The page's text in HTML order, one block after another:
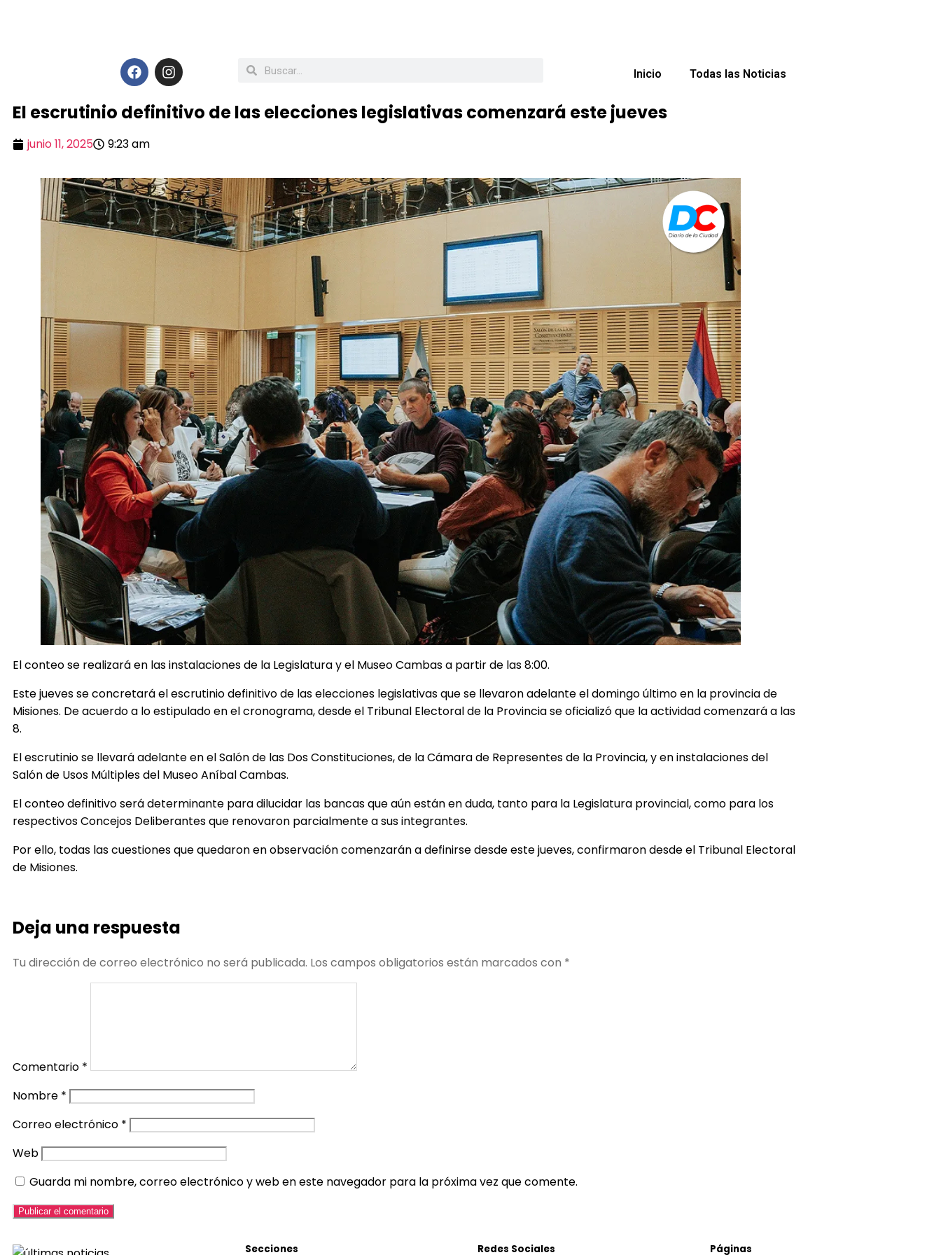
Inicio Todas las Noticias
El escrutinio definitivo de las elecciones legislativas comenzará este jueves
junio 11, 2025 9:23 am
El conteo se realizará en las instalaciones de la Legislatura y el Museo Cambas a partir de las 8:00.
Este jueves se concretará el escrutinio definitivo de las elecciones legislativas que se llevaron adelante el domingo último en la provincia de
Misiones. De acuerdo a lo estipulado en el cronograma, desde el Tribunal Electoral de la Provincia se oficializó que la actividad comenzará a las
8.
El escrutinio se llevará adelante en el Salón de las Dos Constituciones, de la Cámara de Representes de la Provincia, y en instalaciones del
Salón de Usos Múltiples del Museo Aníbal Cambas.
El conteo definitivo será determinante para dilucidar las bancas que aún están en duda, tanto para la Legislatura provincial, como para los
respectivos Concejos Deliberantes que renovaron parcialmente a sus integrantes.
Por ello, todas las cuestiones que quedaron en observación comenzarán a definirse desde este jueves, confirmaron desde el Tribunal Electoral
de Misiones.
Deja una respuesta
Tu dirección de correo electrónico no será publicada. Los campos obligatorios están marcados con *
Comentario *
Nombre *
Correo electrónico *
Web
Guarda mi nombre, correo electrónico y web en este navegador para la próxima vez que comente.
Secciones Redes Sociales Páginas